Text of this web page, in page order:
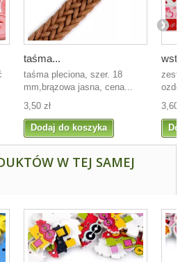
taśma...
taśma pleciona, szer. 18
mm,brązowa jasna, cena...
3,50 zł
Dodaj do koszyka
3,60
W TEJ SAMEJ